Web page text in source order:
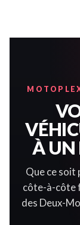
À UN
Que ce soit
côte-à-côte
des Deux-